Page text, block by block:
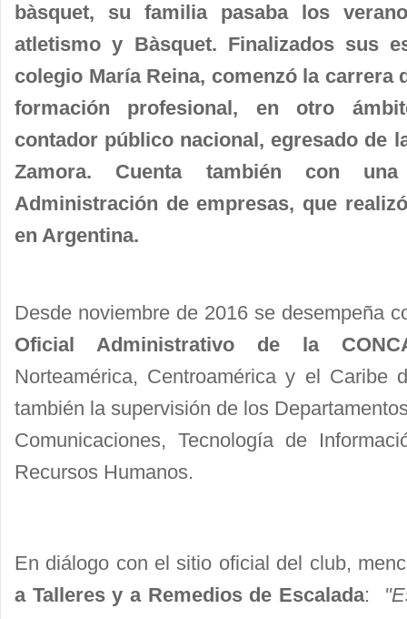
bàsquet, su familia pasaba los
atletismo y Bàsquet. Finalizados sus
colegio María Reina, comenzó la carrera
formación profesional, en otro
contador público nacional, egresado de
Zamora. Cuenta también con
Administración de empresas, que
en Argentina.
Desde noviembre de 2016 se desempeña
Oficial Administrativo de la
Norteamérica, Centroamérica y el Caribe
también la supervisión de los
Comunicaciones, Tecnología de
Recursos Humanos.
En diálogo con el sitio oficial del club,
a Talleres y a Remedios de Escalada: